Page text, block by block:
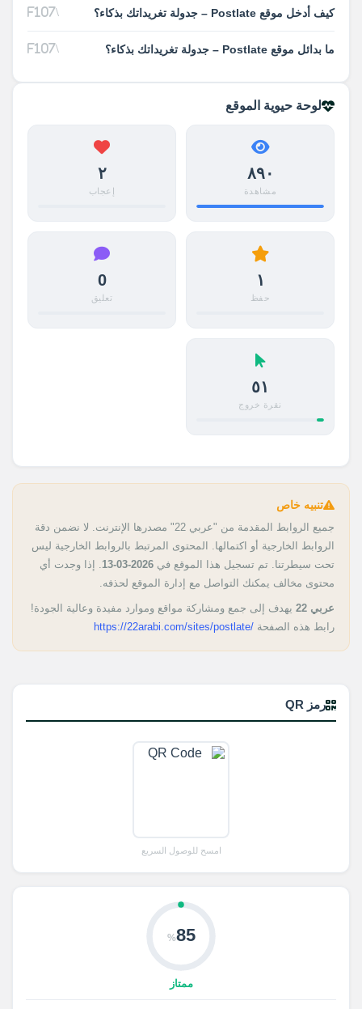
كيف أدخل موقع Postlate – جدولة تغريداتك بذكاء؟
ما بدائل موقع Postlate – جدولة تغريداتك بذكاء؟
لوحة حيوية الموقع
٨٩٠
مشاهدة
٢
إعجاب
١
حفظ
0
تعليق
٥١
نقرة خروج
تنبيه خاص
جميع الروابط المقدمة من "عربي 22" مصدرها الإنترنت. لا نضمن دقة
الروابط الخارجية أو اكتمالها. المحتوى المرتبط بالروابط الخارجية ليس
تحت سيطرتنا. تم تسجيل هذا الموقع في 2026-03-13
. إذا وجدت أي
محتوى مخالف يمكنك التواصل مع إدارة الموقع لحذفه.
عربي 22
يهدف إلى جمع ومشاركة مواقع وموارد مفيدة وعالية الجودة!
رابط هذه الصفحة https://22arabi.com/sites/postlate/
رمز QR
امسح للوصول السريع
85
%
ممتاز